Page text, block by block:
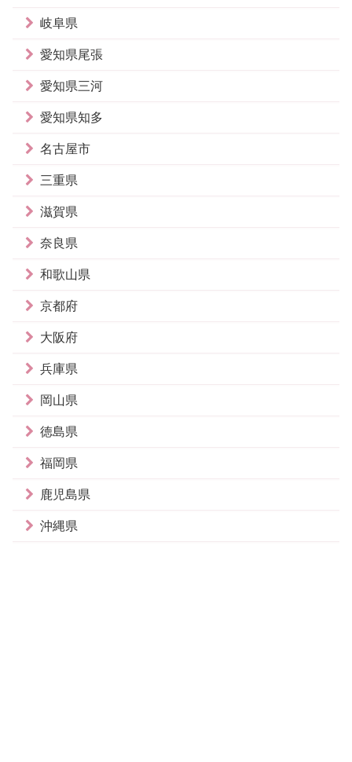
岐阜県
愛知県尾張
愛知県三河
愛知県知多
名古屋市
三重県
滋賀県
奈良県
和歌山県
京都府
大阪府
兵庫県
岡山県
徳島県
福岡県
鹿児島県
沖縄県